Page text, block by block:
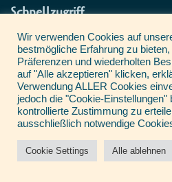
Schnellzugriff
Wer steckt dahinter
Beratung
Einzelunterricht
Termine & Preise
Nötiges
Datenschutzerklärung
Kontakt
Wir verwenden Cookies auf
bestmögliche Erfahrung zu
Präferenzen und wiederholten
auf "Alle akzeptieren" klicken,
Verwendung ALLER Cookies
jedoch die "Cookie-Einstellungen"
kontrollierte Zustimmung zu
ausschließlich notwendige
Cookie Settings Alle ablehnen